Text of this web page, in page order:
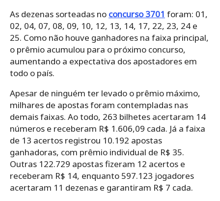
As dezenas sorteadas no concurso 3701 foram: 01,
02, 04, 07, 08, 09, 10, 12, 13, 14, 17, 22, 23, 24 e
25. Como não houve ganhadores na faixa principal,
o prêmio acumulou para o próximo concurso,
aumentando a expectativa dos apostadores em
todo o país.
Apesar de ninguém ter levado o prêmio máximo,
milhares de apostas foram contempladas nas
demais faixas. Ao todo, 263 bilhetes acertaram 14
números e receberam R$ 1.606,09 cada. Já a faixa
de 13 acertos registrou 10.192 apostas
ganhadoras, com prêmio individual de R$ 35.
Outras 122.729 apostas fizeram 12 acertos e
receberam R$ 14, enquanto 597.123 jogadores
acertaram 11 dezenas e garantiram R$ 7 cada.